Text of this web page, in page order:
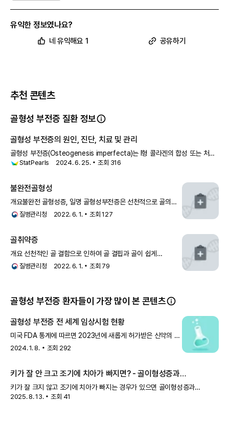
WNT1
골형성 부전증의 발생 빈도
골형성 부전증은 전 세계적으로 약 10,000명에서 20,000명 중 1명에
게 영향을 미칩니다. 미국에서는 약 25,000명에서 50,000명이 이 상
형된 유전자의 한 사본이 이 상태를 일으키기에 충분하다는 것을 의미합
가진 부모로부터 돌연변이를 유전받습니다. 더 심각한 형태의 골형성 부
전증(예: 유형 II 및 유형 III)을 가진 대부분의 유아는 가족 내에 이 질환의
새로운(산발적) 돌연변이에 의해 이 상태가 발생합니다. 유형 V도 상염
색체 우성 유전 패턴을 따릅니다.
덜 일반적으로, 골형성 부전증은 상염색체 열성 유전 패턴을 가집니다.
지 않지만, 변형된 유전자의 한 사본을 각각 가지고 있습니다. 유형 VI부
터 XVIII까지는 이 유전 패턴을 따릅니다.
골형성 부전증 유형 XIX는 X 연관 열성 유전 패턴을 가집니다. 질환을 일
으키는 돌연변이 유전자가 각 세포의 두 성 염색체 중 하나인 X 염색체에
남성의 경우, 각 세포의 유일한 유전자 사본에 돌연변이가 있으면 이 상
태를 일으키기에 충분합니다. 두 개의 X 염색체를 가진 여성의 경우, 질
환을 일으키려면 유전자의 두 사본 모두에 돌연변이가 발생해야 합니다.
여성에게 두 개의 변형된 유전자 사본이 있을 가능성은 낮기 때문에, 남
성은 X 연관 열성 질환에 여성보다 훨씬 더 자주 영향을 받습니다. X 연
전 세계 임상시험 현황이 궁금하다면
앱에서 확인하기
유익한 정보였나요?
네 유익해요 1 공유하기
추천 콘텐츠
골형성 부전증 질환 정보
골형성 부전증의 원인, 진단, 치료 및 관리
골형성 부전증(Osteogenesis imperfecta)는 I형 콜라겐의 합성 또는 처리
과정의 이상으로 인해 발생하는 결합 조직의 유전 질환
StatPearls 2024. 6. 25. 조회 316
불완전골형성
개요불완전 골형성증, 일명 골형성부전증은 선천적으로 골의
강도가 약해서 특별한 이유 없이 쉽게 골절되는 희귀 질환으로
질병관리청 2022. 6. 1. 조회127
골취약증
개요 선천적인 골 결함으로 인하여 골 결핍과 골이 쉽게
부러지는 특징을 갖는 질환 군이다. 골형성 부전증, 불완전
질병관리청 2022. 6. 1. 조회 79
골형성 부전증 환자들이 가장 많이 본 콘텐츠
골형성 부전증 전 세계 임상시험 현황
미국 FDA 통계에 따르면 2023년에 새롭게 허가받은 신약의 약
절반이 희귀질환 치료제라고 해요. 전 세계에서 진행되고 있는
2024. 1. 8. 조회 292
키가 잘 안 크고 조기에 치아가 빠지면? - 골이형성증과
저인산효소증
키가 잘 크지 않고 조기에 치아가 빠지는 경우가 있으면 골이형성증과
저인산효소증을 의심할 수 있습니다. 자세한 내용은 위 영상을 통해 확인해
2025. 8. 13. 조회 41